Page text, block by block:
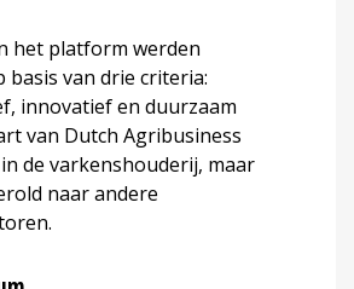
het platform werden
basis van drie criteria:
innovatief en duurzaam
van Dutch Agribusiness
de varkenshouderij, maar
naar andere